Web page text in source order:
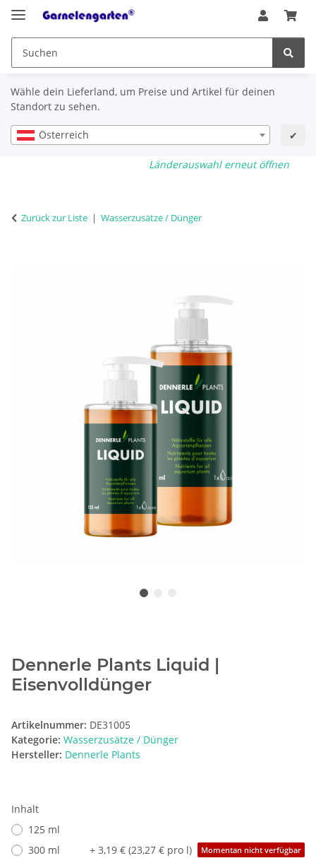
Wähle dein Lieferland, um Preise und Artikel für deinen
Standort zu sehen.
Österreich ✔
Länderauswahl erneut öffnen
Zurück zur Liste Wasserzusätze / Dünger
Dennerle Plants Liquid |
Eisenvolldünger
Artikelnummer: DE31005
Kategorie: Wasserzusätze / Dünger
Hersteller: Dennerle Plants
Inhalt
125 ml
300 ml
+ 3,19 € (23,27 € pro l) Momentan nicht verfügbar